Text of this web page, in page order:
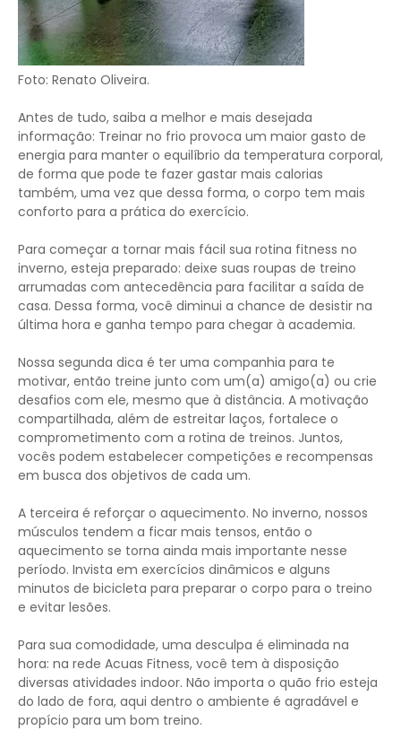
Foto: Renato Oliveira.
Antes de tudo, saiba a melhor e mais desejada
informação: Treinar no frio provoca um maior gasto de
energia para manter o equilíbrio da temperatura corporal,
de forma que pode te fazer gastar mais calorias
também, uma vez que dessa forma, o corpo tem mais
conforto para a prática do exercício.
Para começar a tornar mais fácil sua rotina fitness no
inverno, esteja preparado: deixe suas roupas de treino
arrumadas com antecedência para facilitar a saída de
casa. Dessa forma, você diminui a chance de desistir na
última hora e ganha tempo para chegar à academia.
Nossa segunda dica é ter uma companhia para te
motivar, então treine junto com um(a) amigo(a) ou crie
desafios com ele, mesmo que à distância. A motivação
compartilhada, além de estreitar laços, fortalece o
comprometimento com a rotina de treinos. Juntos,
vocês podem estabelecer competições e recompensas
em busca dos objetivos de cada um.
A terceira é reforçar o aquecimento. No inverno, nossos
músculos tendem a ficar mais tensos, então o
aquecimento se torna ainda mais importante nesse
período. Invista em exercícios dinâmicos e alguns
minutos de bicicleta para preparar o corpo para o treino
e evitar lesões.
Para sua comodidade, uma desculpa é eliminada na
hora: na rede Acuas Fitness, você tem à disposição
diversas atividades indoor. Não importa o quão frio esteja
do lado de fora, aqui dentro o ambiente é agradável e
propício para um bom treino.